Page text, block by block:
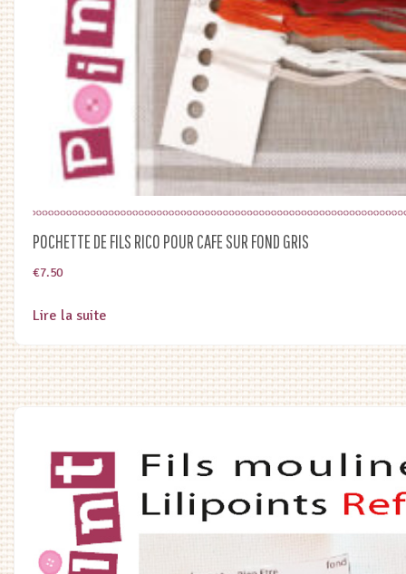
POCHETTE DE FILS RICO POUR CAFE SUR FOND GRIS
€7.50
Lire la suite